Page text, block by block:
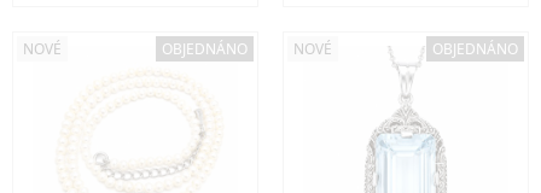
NOVÉ OBJEDNÁNO NOVÉ OBJEDNÁNO